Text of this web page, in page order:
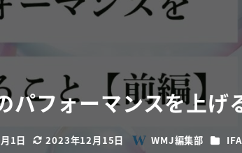
フォーマンスを上げ
1日 更新日2023年12月15日
著
WMJ編集部 カテゴ